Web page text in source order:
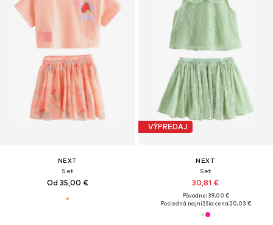
NEXT
Set
Od 35,00 €
VÝPREDAJ
NEXT
Set
30,81 €
Pôvodne: 39,00 €
Posledná najnižšia cena:20,03 €